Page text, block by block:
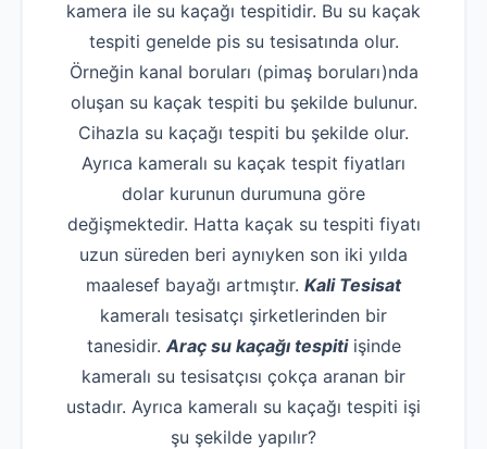
kamera ile su kaçağı tespitidir. Bu su kaçak
tespiti genelde pis su tesisatında olur.
Örneğin kanal boruları (pimaş boruları)nda
oluşan su kaçak tespiti bu şekilde bulunur.
Cihazla su kaçağı tespiti bu şekilde olur.
Ayrıca kameralı su kaçak tespit fiyatları
dolar kurunun durumuna göre
değişmektedir. Hatta kaçak su tespiti fiyatı
uzun süreden beri aynıyken son iki yılda
maalesef bayağı artmıştır. Kali Tesisat
kameralı tesisatçı şirketlerinden bir
tanesidir. Araç su kaçağı tespitiişinde
kameralı su tesisatçısı çokça aranan bir
ustadır. Ayrıca kameralı su kaçağı tespiti işi
şu şekilde yapılır?